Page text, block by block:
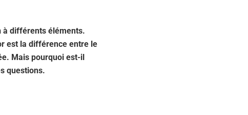
à différents éléments.
est la différence entre le
Mais pourquoi est-il
questions.